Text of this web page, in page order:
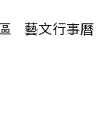
) 藝文行事曆